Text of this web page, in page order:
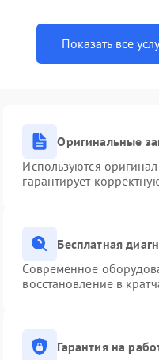
Показать все
Оригинальные
Используются
гарантирует
Бесплатная
Современное
восстановление в
Гарантия на